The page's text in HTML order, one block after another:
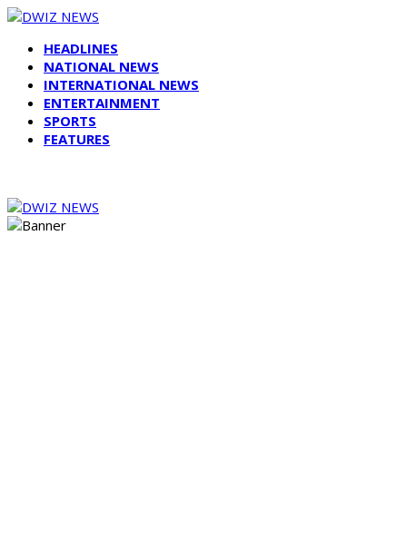
HEADLINES
NATIONAL NEWS
INTERNATIONAL NEWS
ENTERTAINMENT
SPORTS
FEATURES